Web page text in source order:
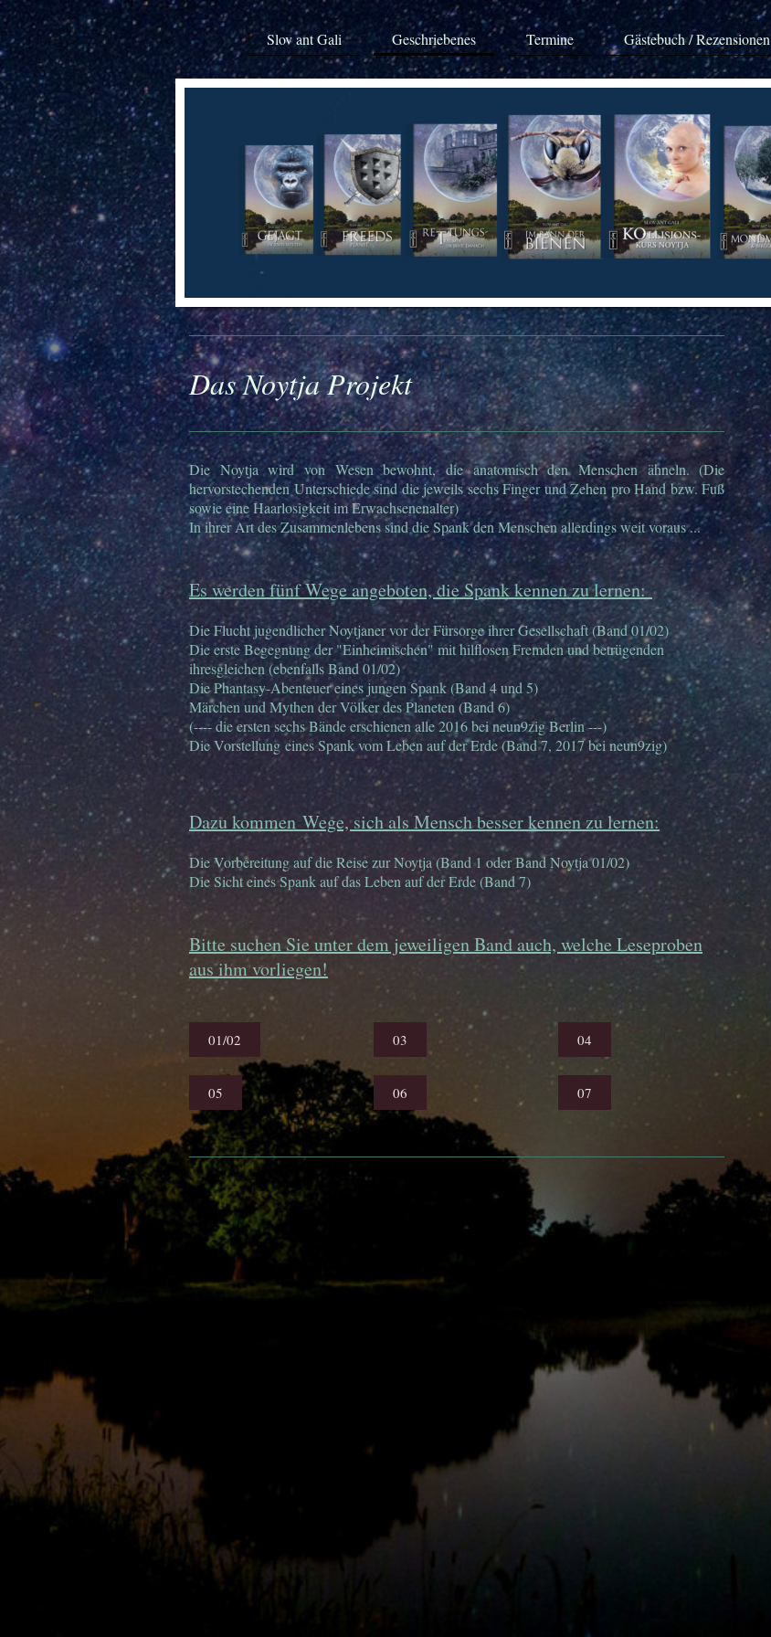
Slov ant Gali Geschriebenes Termine Gästebuch / Rezensionen
Das Noytja Projekt
Die Noytja wird von Wesen bewohnt, die anatomisch den Menschen ähneln. (Die
hervorstechenden Unterschiede sind die jeweils sechs Finger und Zehen pro Hand bzw. Fuß
sowie eine Haarlosigkeit im Erwachsenenalter)
In ihrer Art des Zusammenlebens sind die Spank den Menschen allerdings weit voraus ...
Es werden fünf Wege angeboten, die Spank kennen zu lernen:
Die Flucht jugendlicher Noytjaner vor der Fürsorge ihrer Gesellschaft (Band 01/02)
Die erste Begegnung der "Einheimischen" mit hilflosen Fremden und betrügenden
ihresgleichen (ebenfalls Band 01/02)
Die Phantasy-Abenteuer eines jungen Spank (Band 4 und 5)
Märchen und Mythen der Völker des Planeten (Band 6)
(---- die ersten sechs Bände erschienen alle 2016 bei neun9zig Berlin ---)
Die Vorstellung eines Spank vom Leben auf der Erde (Band 7, 2017 bei neun9zig)
Dazu kommen Wege, sich als Mensch besser kennen zu lernen:
Die Vorbereitung auf die Reise zur Noytja (Band 1 oder Band Noytja 01/02)
Die Sicht eines Spank auf das Leben auf der Erde (Band 7)
Bitte suchen Sie unter dem jeweiligen Band auch, welche Leseproben
aus ihm vorliegen!
01/02 03 04
05 06 07